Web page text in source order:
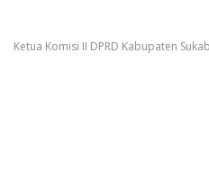
Ketua Komisi II DPRD Kabupaten